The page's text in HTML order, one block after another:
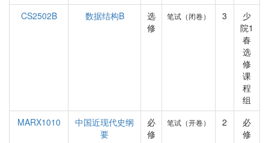
CS2502B
数据结构B
选
修
笔试（闭卷） 3
少
院1
春
选
修
课
程
组
MARX1010
中国近现代史纲
要
必
修
笔试（开卷） 2
必
修